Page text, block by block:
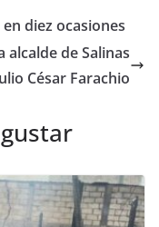
l e
dI
n
p
ar
tir
diez ocasiones
alcalde de Salinas
César Farachio